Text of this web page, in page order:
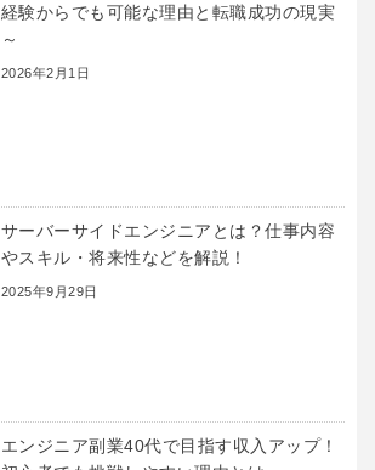
経験からでも可能な理由と転職成功の現実
～
2026年2月1日
サーバーサイドエンジニアとは？仕事内容
やスキル・将来性などを解説！
2025年9月29日
エンジニア副業40代で目指す収入アップ！